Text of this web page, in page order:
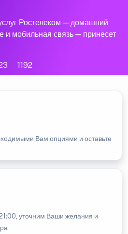
Ростелеком — домашний
и мобильная связь — принесет
1192
Вам опциями и оставьте
уточним Ваши желания и